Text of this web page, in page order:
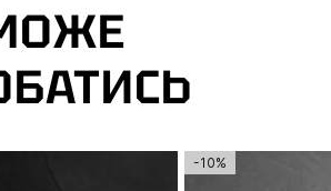
-10%